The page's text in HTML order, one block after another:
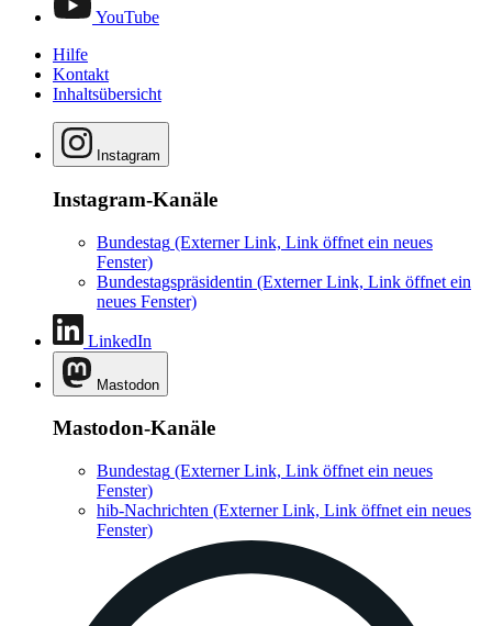
YouTube
Hilfe
Kontakt
Inhaltsübersicht
Instagram
Instagram-Kanäle
Bundestag (Externer Link, Link öffnet ein neues
Fenster)
Bundestagspräsidentin (Externer Link, Link öffnet ein
neues Fenster)
LinkedIn
Mastodon
Mastodon-Kanäle
Bundestag (Externer Link, Link öffnet ein neues
Fenster)
hib-Nachrichten (Externer Link, Link öffnet ein neues
Fenster)